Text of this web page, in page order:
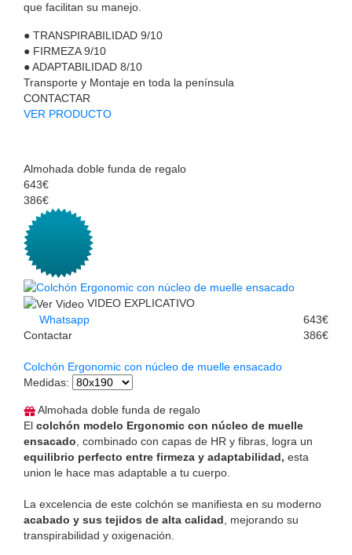
que facilitan su manejo.
● TRANSPIRABILIDAD 9/10
● FIRMEZA 9/10
●ADAPTABILIDAD 8/10
Transporte y Montaje en toda la península
CONTACTAR
VER PRODUCTO
Almohada doble funda de regalo
643€
386€
VIDEO EXPLICATIVO
Whatsapp
Contactar
643€
386€
Colchón Ergonomic con núcleo de muelle ensacado
Medidas:
Almohada doble funda de regalo
El colchón modelo Ergonomic con núcleo de muelle
ensacado , combinado con capas de HR y fibras, logra un
equilibrio perfecto entre firmeza y adaptabilidad, esta
union le hace mas adaptable a tu cuerpo.
La excelencia de este colchón se manifiesta en su moderno
acabado y sus tejidos de alta calidad , mejorando su
transpirabilidad y oxigenación.